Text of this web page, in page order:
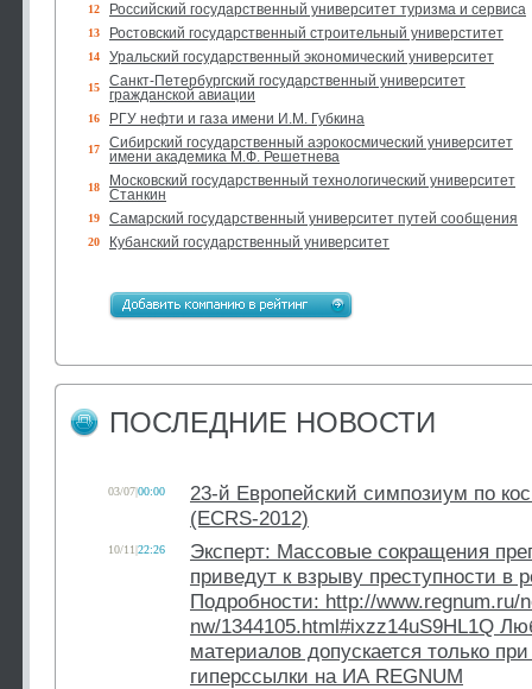
12 Российский государственный университет туризма и сервиса
13 Ростовский государственный строительный универститет
14 Уральский государственный экономический университет
15
Санкт-Петербургский государственный университет
гражданской авиации
16 РГУ нефти и газа имени И.М. Губкина
17
Сибирский государственный аэрокосмический университет
имени академика М.Ф. Решетнева
18
Московский государственный технологический университет
Станкин
19 Самарский государственный университет путей сообщения
20 Кубанский государственный университет
ПОСЛЕДНИЕ НОВОСТИ
03/07|00:00
23-й Европейский симпозиум по
(ECRS-2012)
10/11|22:26
Эксперт: Массовые сокращения
приведут к взрыву преступности в
Подробности: http://www.regnum.ru/
nw/1344105.html#ixzz14uS9HL1Q
материалов допускается только
гиперссылки на ИА REGNUM